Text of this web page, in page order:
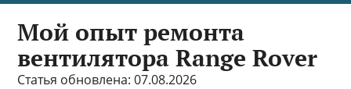
Мой опыт ремонта
вентилятора Range Rover
Статья обновлена: 07.08.2026